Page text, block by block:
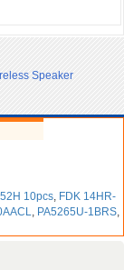
Speaker
10pcs, FDK 14HR-
, PA5265U-1BRS,